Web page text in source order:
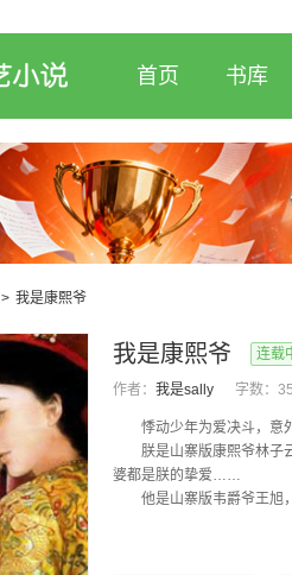
首页 书库
> 我是康熙爷
我是康熙爷 连载
作者： 我是sally 字数：
悸动少年为爱决斗，意外
朕是山寨版康熙爷林子云
婆都是朕的挚爱……
他是山寨版韦爵爷王旭，